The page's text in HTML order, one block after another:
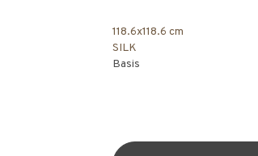
118.6x118.6 cm
SILK
Basis